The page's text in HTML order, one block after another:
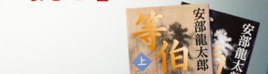
「最悪の空気のまま解散」WBC日本代表“敗戦”の真実 選手が明
観る将棋、読む将棋